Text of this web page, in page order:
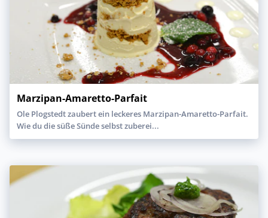
Marzipan-Amaretto-Parfait
Ole Plogstedt zaubert ein leckeres Marzipan-Amaretto-Parfait.
Wie du die süße Sünde selbst zuberei...